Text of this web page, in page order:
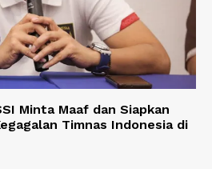
Minta Maaf dan Siapkan
Timnas Indonesia di